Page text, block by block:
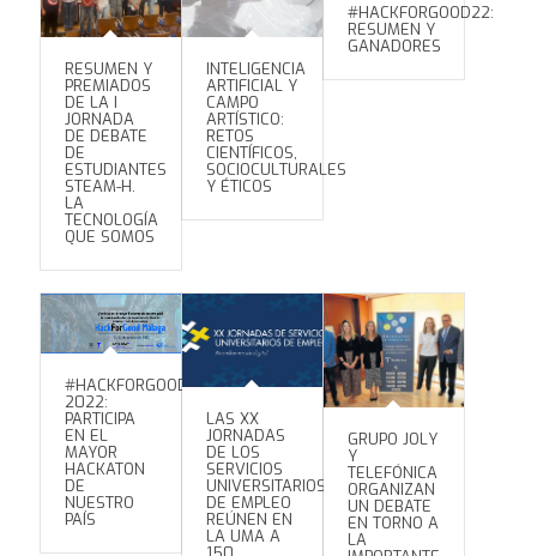
RESUMEN Y
PREMIADOS
DE LA I
JORNADA
DE DEBATE
DE
ESTUDIANTES
STEAM-H.
LA
TECNOLOGÍA
QUE SOMOS
INTELIGENCIA
ARTIFICIAL Y
CAMPO
ARTÍSTICO:
RETOS
CIENTÍFICOS,
SOCIOCULTURALES
Y ÉTICOS
#HACKFORGOOD22:
RESUMEN Y
GANADORES
#HACKFORGOOD
2022:
PARTICIPA
EN EL
MAYOR
HACKATON
DE
NUESTRO
PAÍS
LAS XX
JORNADAS
DE LOS
SERVICIOS
UNIVERSITARIOS
DE EMPLEO
REÚNEN EN
LA UMA A
GRUPO JOLY
Y
TELEFÓNICA
ORGANIZAN
UN DEBATE
EN TORNO A
LA